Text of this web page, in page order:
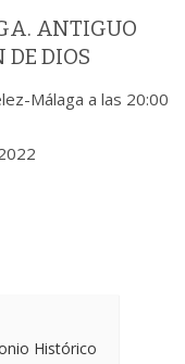
ANTIGUO
DIOS
Málaga a las 20:00
Histórico